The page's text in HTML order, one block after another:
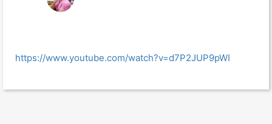
https://www.youtube.com/watch?v=d7P2JUP9pWI